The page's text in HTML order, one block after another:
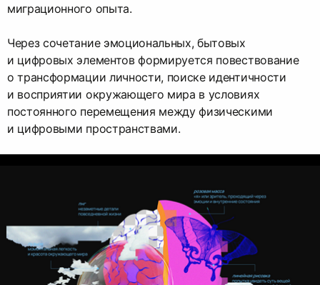
миграционного опыта.
Через сочетание эмоциональных, бытовых
и цифровых элементов формируется повествование
о трансформации личности, поиске идентичности
и восприятии окружающего мира в условиях
постоянного перемещения между физическими
и цифровыми пространствами.